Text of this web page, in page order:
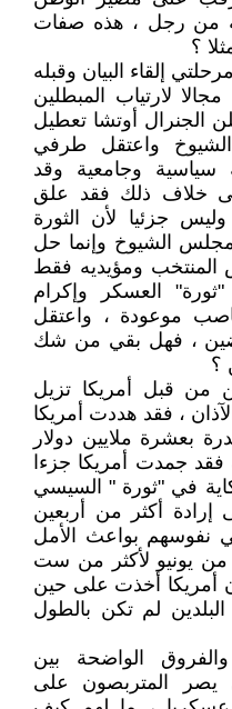
من رجل ، هذه صفات
؟
إلقاء البيان وقبله
لارتياب المبطلين
الجنرال أوتشا تعطيل
واعتقل طرفي
سياسية وجامعية وقد
خلاف ذلك فقد علق
جزئيا لأن الثورة
الشيوخ وإنما حل
ومؤيديه فقط
العسكر وإكرام
موعودة ، واعتقل
، فهل بقي من شك
؟
من قبل أمريكا تزيل
، فقد هددت أمريكا
بعشرة ملايين دولار
فقد جمدت أمريكا جزءا
في "ثورة " السيسي
إرادة أكثر من أربعين
بواعث الأمل
من يونيو لأكثر من ست
أمريكا أخذت على حين
لم تكن بالطول
والفروق الواضحة بين
يصر المتربصون على